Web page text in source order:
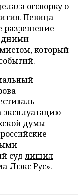
оговорку о
Певица
разрешение
который
эксплуатацию
думы
суд лишил
Люкс Рус».